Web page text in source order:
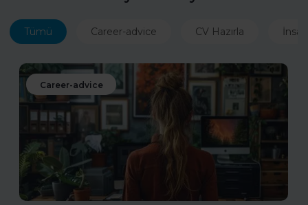
Tümü Career-advice CV Hazırla
Career-advice